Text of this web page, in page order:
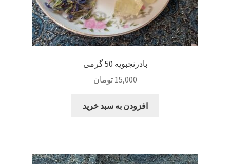
بادرنجبویه 50 گرمی
15,000 تومان
افزودن به سبد خرید